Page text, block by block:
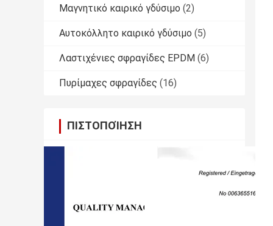
Μαγνητικό καιρικό γδύσιμο (2)
Αυτοκόλλητο καιρικό γδύσιμο (5)
Λαστιχένιες σφραγίδες EPDM (6)
Πυρίμαχες σφραγίδες (16)
ΠΙΣΤΟΠΟΊΗΣΗ